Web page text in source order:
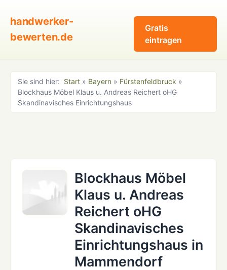
handwerker-
bewerten.de
Gratis
eintragen
Sie sind hier: Start » Bayern » Fürstenfeldbruck »
Blockhaus Möbel Klaus u. Andreas Reichert oHG
Skandinavisches Einrichtungshaus
Blockhaus Möbel
Klaus u. Andreas
Reichert oHG
Skandinavisches
Einrichtungshaus in
Mammendorf